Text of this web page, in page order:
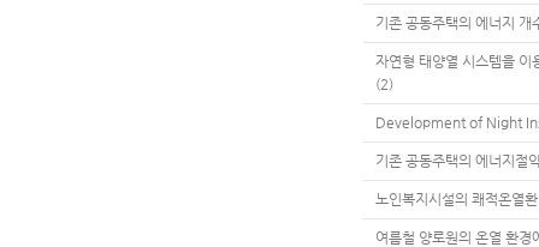
기존 공동주택의 에너지 개
자연형 태양열 시스템을 이
(2)
Development of Night
기존 공동주택의 에너지절
노인복지시설의 쾌적온열
여름철 양로원의 온열 환경